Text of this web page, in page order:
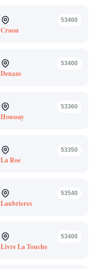
53400
Craon
53400
Denaze
53360
Houssay
53350
La Roe
53540
Laubrieres
53400
Livre La Touche